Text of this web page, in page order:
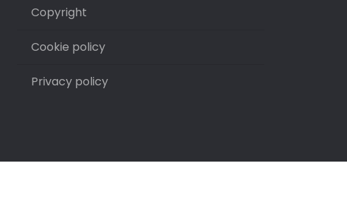
Copyright
Cookie policy
Privacy policy